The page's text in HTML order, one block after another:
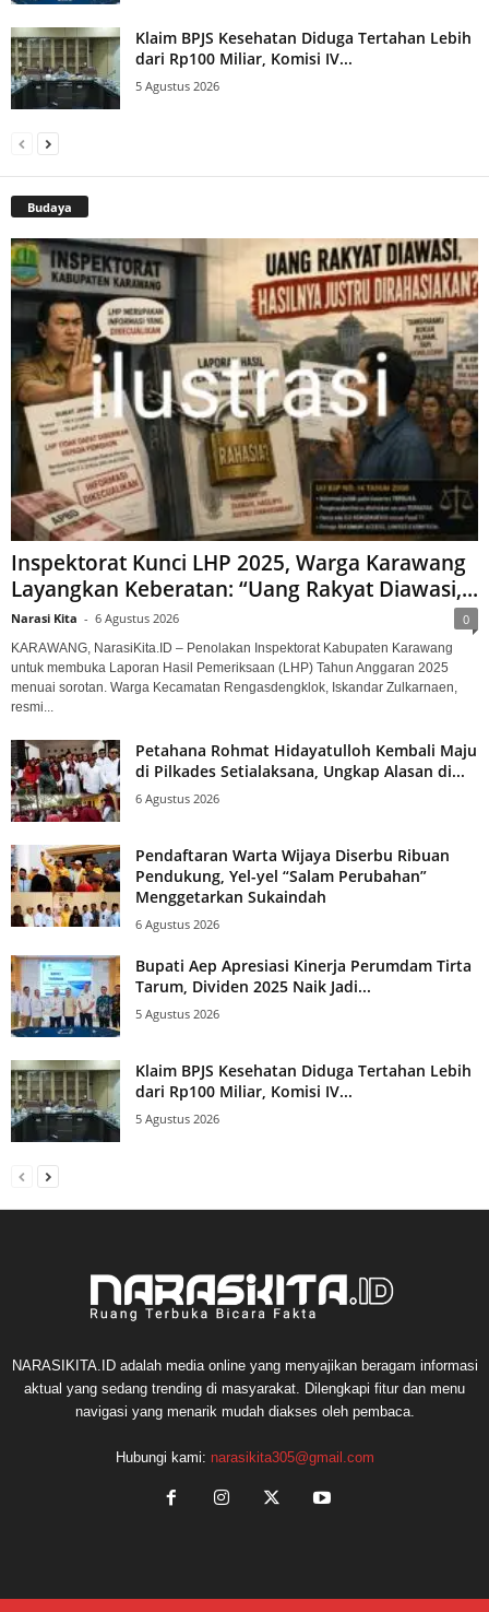
Klaim BPJS Kesehatan Diduga Tertahan Lebih
dari Rp100 Miliar, Komisi IV...
5 Agustus 2026
Budaya
Inspektorat Kunci LHP 2025, Warga Karawang
Layangkan Keberatan: “Uang Rakyat Diawasi,...
Narasi Kita - 6 Agustus 2026 0
KARAWANG, NarasiKita.ID – Penolakan Inspektorat Kabupaten Karawang
untuk membuka Laporan Hasil Pemeriksaan (LHP) Tahun Anggaran 2025
menuai sorotan. Warga Kecamatan Rengasdengklok, Iskandar Zulkarnaen,
resmi...
Petahana Rohmat Hidayatulloh Kembali Maju
di Pilkades Setialaksana, Ungkap Alasan di...
6 Agustus 2026
Pendaftaran Warta Wijaya Diserbu Ribuan
Pendukung, Yel-yel “Salam Perubahan”
Menggetarkan Sukaindah
6 Agustus 2026
Bupati Aep Apresiasi Kinerja Perumdam Tirta
Tarum, Dividen 2025 Naik Jadi...
5 Agustus 2026
Klaim BPJS Kesehatan Diduga Tertahan Lebih
dari Rp100 Miliar, Komisi IV...
5 Agustus 2026
NARASIKITA.ID adalah media online yang menyajikan beragam informasi
aktual yang sedang trending di masyarakat. Dilengkapi fitur dan menu
navigasi yang menarik mudah diakses oleh pembaca.
Hubungi kami: narasikita305@gmail.com